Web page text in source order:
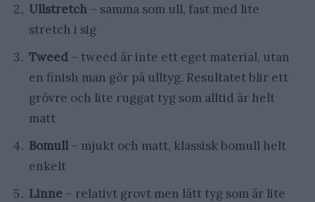
Ullstretch – samma som ull, fast med lite
stretch i sig
Tweed – tweed är inte ett eget material, utan
en finish man gör på ulltyg. Resultatet blir ett
grövre och lite ruggat tyg som alltid är helt
matt
Bomull– mjukt och matt, klassisk bomull helt
enkelt
Linne – relativt grovt men lätt tyg som är lite